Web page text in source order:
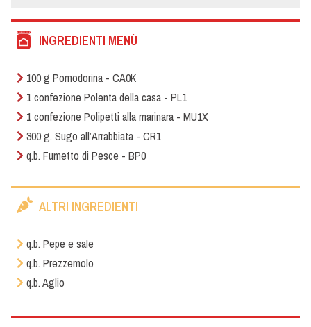
INGREDIENTI MENÙ
100 g Pomodorina - CA0K
1 confezione Polenta della casa - PL1
1 confezione Polipetti alla marinara - MU1X
300 g. Sugo all’Arrabbiata - CR1
q.b. Fumetto di Pesce - BP0
ALTRI INGREDIENTI
q.b. Pepe e sale
q.b. Prezzemolo
q.b. Aglio